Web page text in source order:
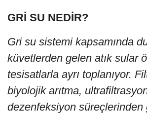
GRİ SU NEDİR?
Gri su sistemi kapsamında
küvetlerden gelen atık sular
tesisatlarla ayrı toplanıyor.
biyolojik arıtma,
dezenfeksiyon süreçlerinden